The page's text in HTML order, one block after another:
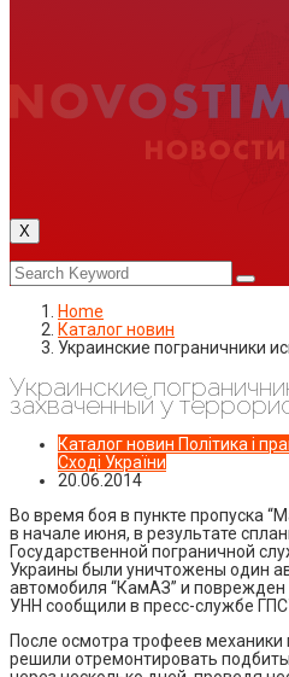
X
Home
Каталог новин
Украинские пограничники
Украинские
захваченный у
Каталог новин Політика і
Сході України
20.06.2014
Во время боя в пункте пропуска
в начале июня, в результате
Государственной пограничной
Украины были уничтожены один
автомобиля “КамАЗ” и
УНН сообщили в пресс-службе
После осмотра трофеев механики
решили отремонтировать